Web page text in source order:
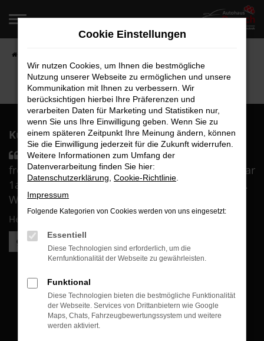
Zum
springen
Kunden über uns:
Sämtliches Personal war durch und durch
freundlich und sehr kompetent. Die Beratung war
1a und wir haben uns in besten Händen gefühlt.
Wir sind überglücklich mit ....
Herr B.
Weitere Kundenstimmen lesen
Montag bis Freitag:
07:30 bis 12:30 Uhr
13:30 bis 17:30 Uhr
Cookie Einstellungen
Wir nutzen Cookies, um Ihnen die bestmögliche
Nutzung unserer Webseite zu ermöglichen und unsere
Kommunikation mit Ihnen zu verbessern. Wir
berücksichtigen hierbei Ihre Präferenzen und
verarbeiten Daten für Marketing und Statistiken nur,
wenn Sie uns Ihre Einwilligung geben. Wenn Sie zu
einem späteren Zeitpunkt Ihre Meinung ändern, können
Sie die Einwilligung jederzeit für die Zukunft widerrufen.
Weitere Informationen zum Umfang der
Datenverarbeitung finden Sie hier:
Datenschutzerklärung Cookie-Richtlinie
Impressum
Folgende Kategorien von Cookies werden von uns eingesetzt:
Essentiell
Diese Technologien sind erforderlich, um die
Kernfunktionalität der Webseite zu gewährleisten.
Funktional
Diese Technologien bieten die bestmögliche Funktionalität
der Webseite. Services von Drittanbietern wie Google
Maps, Chats, Fahrzeugbewertungssystem und weitere
werden aktiviert.